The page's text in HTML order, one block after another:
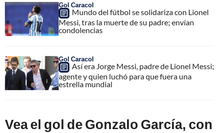
Gol Caracol
Mundo del fútbol se solidariza con Lionel
Messi, tras la muerte de su padre; envían
condolencias
Gol Caracol
Así era Jorge Messi, padre de Lionel Messi;
agente y quien luchó para que fuera una
estrella mundial
Vea el gol de Gonzalo García, con